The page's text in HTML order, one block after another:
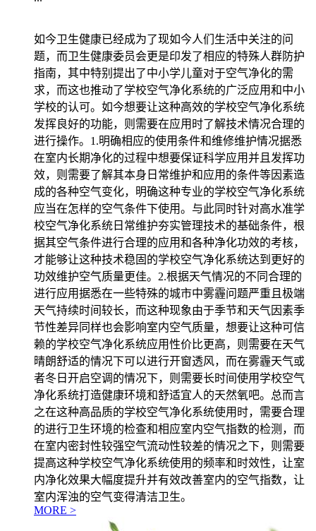
如今卫生健康已经成为了现如今人们生活中关注的问
题，而卫生健康委员会更是印发了相应的特殊人群防护
指南，其中特别提出了中小学儿童对于空气净化的需
求，而这也推动了学校空气净化系统的广泛应用和中小
学校的认可。如今想要让这种高效的学校空气净化系统
发挥良好的功能，则需要在应用时了解技术情况合理的
进行操作。1.明确相应的使用条件和维修维护情况据悉
在室内长期净化的过程中想要保证科学应用并且发挥功
效，则需要了解其本身日常维护和应用的条件等因素造
成的各种空气变化，明确这种专业的学校空气净化系统
应当在怎样的空气条件下使用。与此同时针对高水准学
校空气净化系统日常维护夯实管理技术的基础条件，根
据其空气条件进行合理的应用和各种净化功效的考核，
才能够让这种技术稳固的学校空气净化系统达到更好的
功效维护空气质量更佳。2.根据天气情况的不同合理的
进行应用据悉在一些特殊的城市中雾霾问题严重且极端
天气持续时间较长，而这种现象由于季节和天气因素季
节性差异同样也会影响室内空气质量，想要让这种可信
赖的学校空气净化系统应用性价比更高，则需要在天气
晴朗舒适的情况下可以进行开窗透风，而在雾霾天气或
者冬日开启空调的情况下，则需要长时间使用学校空气
净化系统打造健康环境和舒适宜人的天然氧吧。总而言
之在这种高品质的学校空气净化系统使用时，需要合理
的进行卫生环境的检查和相应室内空气指数的检测，而
在室内密封性较强空气流动性较差的情况之下，则需要
提高这种学校空气净化系统使用的频率和时效性，让室
内净化效果大幅度提升并有效改善室内的空气指数，让
室内浑浊的空气变得清洁卫生。
MORE >